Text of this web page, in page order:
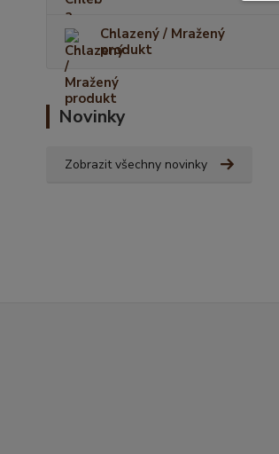
Chlazený / Mražený
produkt
Novinky
Zobrazit všechny novinky